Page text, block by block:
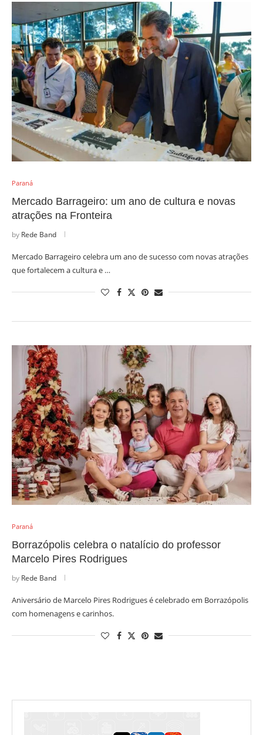
Paraná
Mercado Barrageiro: um ano de cultura e novas
atrações na Fronteira
by Rede Band
Mercado Barrageiro celebra um ano de sucesso com novas atrações
que fortalecem a cultura e …
Paraná
Borrazópolis celebra o natalício do professor
Marcelo Pires Rodrigues
by Rede Band
Aniversário de Marcelo Pires Rodrigues é celebrado em Borrazópolis
com homenagens e carinhos.